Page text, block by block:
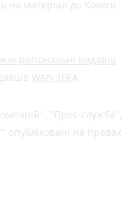
матеріал до Комісії
регіональні видавці
WAN-IFRA
"Прес-служба",
на правах